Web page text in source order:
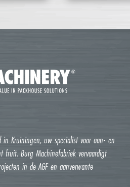
in Kruiningen, uw specialist voor aan- en
Burg Machinefabriek vervaardigt
in de AGF en aanverwante